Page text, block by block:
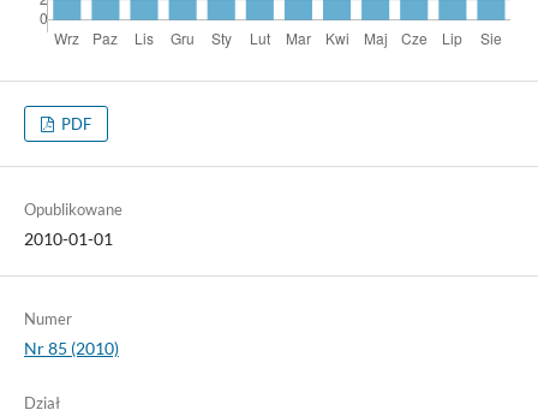
PDF
Opublikowane
2010-01-01
Numer
Nr 85 (2010)
Dział